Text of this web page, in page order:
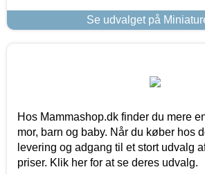
Se udvalget på
Hos Mammashop.dk finder du mere
mor, barn og baby. Når du køber hos
levering og adgang til et stort udvalg
priser. Klik her for at se deres udvalg.